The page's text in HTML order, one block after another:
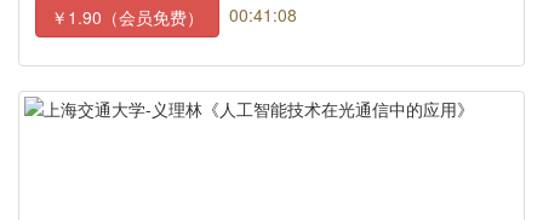
￥1.90（会员免费） 00:41:08